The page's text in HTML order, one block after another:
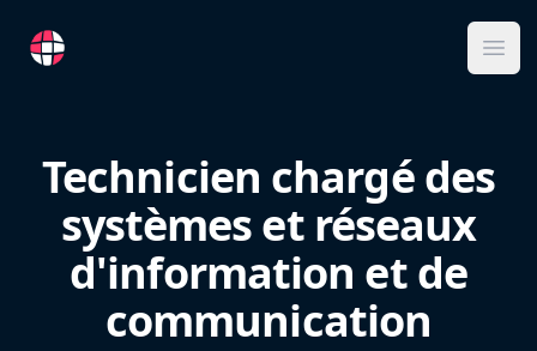
RemoteFR
Technicien chargé des
systèmes et réseaux
d'information et de
communication